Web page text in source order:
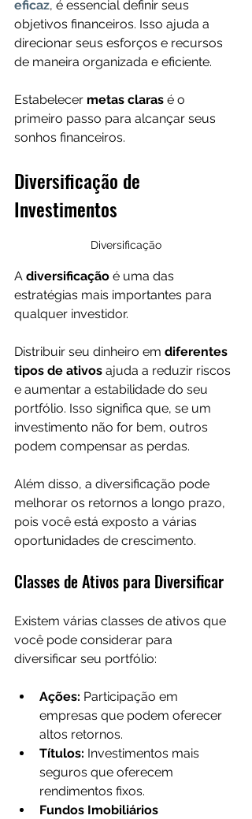
eficaz, é essencial definir seus
objetivos financeiros. Isso ajuda a
direcionar seus esforços e recursos
de maneira organizada e eficiente.
Estabelecer metas claras é o
primeiro passo para alcançar seus
sonhos financeiros.
Diversificação de
Investimentos
Diversificação
A diversificação é uma das
estratégias mais importantes para
qualquer investidor.
Distribuir seu dinheiro em diferentes
tipos de ativos ajuda a reduzir riscos
e aumentar a estabilidade do seu
portfólio. Isso significa que, se um
investimento não for bem, outros
podem compensar as perdas.
Além disso, a diversificação pode
melhorar os retornos a longo prazo,
pois você está exposto a várias
oportunidades de crescimento.
Classes de Ativos para Diversificar
Existem várias classes de ativos que
você pode considerar para
diversificar seu portfólio:
Ações: Participação em
empresas que podem oferecer
altos retornos.
Títulos: Investimentos mais
seguros que oferecem
rendimentos fixos.
Fundos Imobiliários